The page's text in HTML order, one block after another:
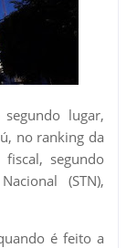
lugar,
no ranking da
segundo
(STN),
é feito a